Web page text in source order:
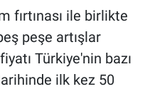
fırtınası ile birlikte
peşe artışlar
Türkiye'nin bazı
ilk kez 50